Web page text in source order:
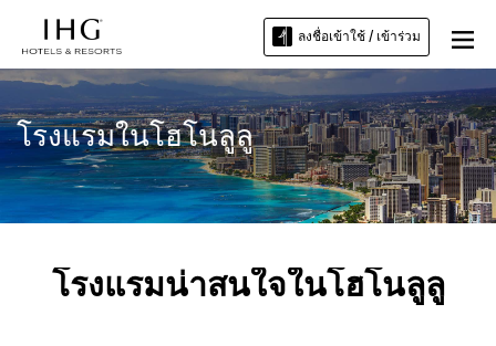
ลงชื่อเข้าใช้ / เข้าร่วม
โรงแรมในโฮโนลูลู
โรงแรมน่าสนใจในโฮโนลูลู